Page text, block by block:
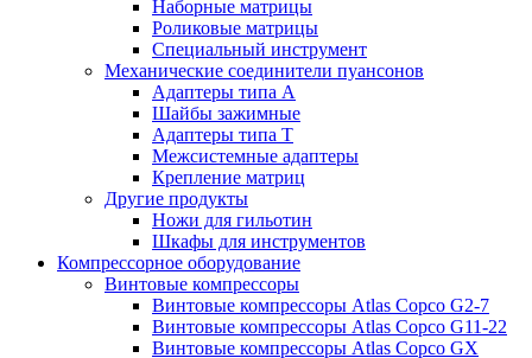
Наборные матрицы
Роликовые матрицы
Специальный инструмент
Механические соединители пуансонов
Адаптеры типа A
Шайбы зажимные
Адаптеры типа T
Межсистемные адаптеры
Крепление матриц
Другие продукты
Ножи для гильотин
Шкафы для инструментов
Компрессорное оборудование
Винтовые компрессоры
Винтовые компрессоры Atlas Copco G2-7
Винтовые компрессоры Atlas Copco G11-22
Винтовые компрессоры Atlas Copco GX